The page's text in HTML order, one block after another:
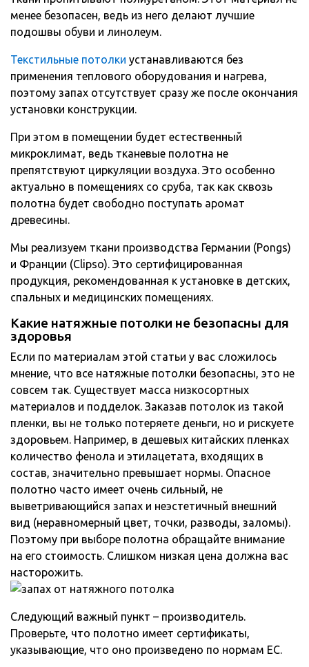
менее безопасен, ведь из него делают лучшие
подошвы обуви и линолеум.
Текстильные потолки устанавливаются без
применения теплового оборудования и нагрева,
поэтому запах отсутствует сразу же после окончания
установки конструкции.
При этом в помещении будет естественный
микроклимат, ведь тканевые полотна не
препятствуют циркуляции воздуха. Это особенно
актуально в помещениях со сруба, так как сквозь
полотна будет свободно поступать аромат
древесины.
Мы реализуем ткани производства Германии (Pongs)
и Франции (Clipso). Это сертифицированная
продукция, рекомендованная к установке в детских,
спальных и медицинских помещениях.
Какие натяжные потолки не безопасны для
здоровья
Если по материалам этой статьи у вас сложилось
мнение, что все натяжные потолки безопасны, это не
совсем так. Существует масса низкосортных
материалов и подделок. Заказав потолок из такой
пленки, вы не только потеряете деньги, но и рискуете
здоровьем. Например, в дешевых китайских пленках
количество фенола и этилацетата, входящих в
состав, значительно превышает нормы. Опасное
полотно часто имеет очень сильный, не
выветривающийся запах и неэстетичный внешний
вид (неравномерный цвет, точки, разводы, заломы).
Поэтому при выборе полотна обращайте внимание
на его стоимость. Слишком низкая цена должна вас
насторожить.
Следующий важный пункт – производитель.
Проверьте, что полотно имеет сертификаты,
указывающие, что оно произведено по нормам ЕС.